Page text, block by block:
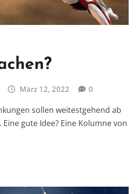
März 12, 2022 0
sollen weitestgehend ab
Eine gute Idee? Eine Kolumne von